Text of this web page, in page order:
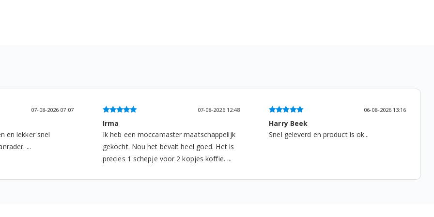
07-08-2026 12:48
maatschappelijk
heel goed. Het is
06-08-2026 13:16
Harry Beek
Snel geleverd en product is ok...
06-08-2026 07:18
Ad Willems
Tevreden, het past en het werkt weer...